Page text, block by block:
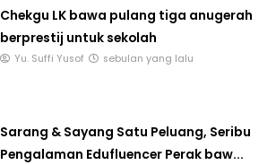
Chekgu LK bawa pulang tiga anugerah
berprestij untuk sekolah
Yu. Suffi Yusof sebulan yang lalu
Sarang & Sayang Satu Peluang, Seribu
Pengalaman Edufluencer Perak baw...